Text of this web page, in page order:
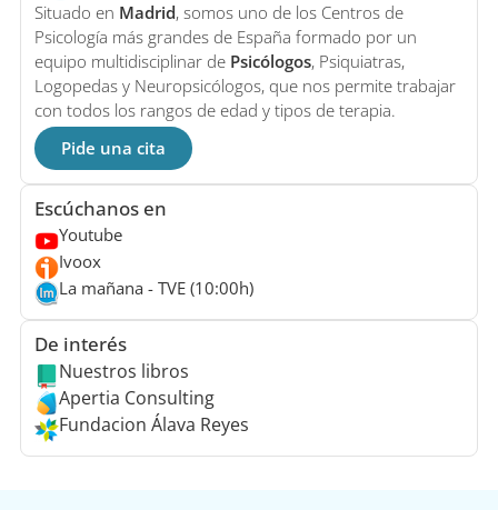
Situado en Madrid, somos uno de los Centros de
Psicología más grandes de España formado por un
equipo multidisciplinar de Psicólogos, Psiquiatras,
Logopedas y Neuropsicólogos, que nos permite trabajar
con todos los rangos de edad y tipos de terapia.
Pide una cita
Escúchanos en
Youtube
Ivoox
La mañana - TVE (10:00h)
De interés
Nuestros libros
Apertia Consulting
Fundacion Álava Reyes